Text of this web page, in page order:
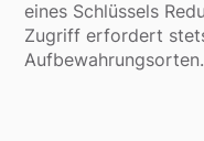
eines Schlüssels
Zugriff erfordert
Aufbewahrungsorten.